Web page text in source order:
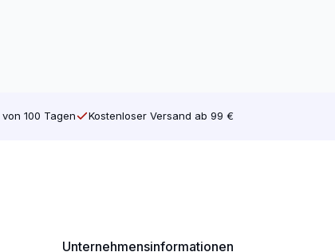
100 Tagen Kostenloser Versand ab 99 €
Unternehmensinformationen